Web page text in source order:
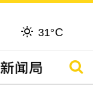
31°C
搜寻